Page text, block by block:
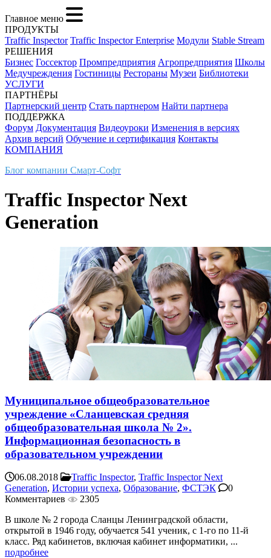
Главное меню
ПРОДУКТЫ
Traffic Inspector Traffic Inspector Enterprise Модули Stable Stream
РЕШЕНИЯ
Бизнес Госсектор Промпредприятия Агропредприятия Школы
Медучреждения Гостиницы Рестораны Музеи Библиотеки
УСЛУГИ
ПАРТНЁРЫ
Партнерский центр Стать партнером Найти партнера
ПОДДЕРЖКА
Форум Документация Видеоуроки Изменения в версиях
Архив версий Обучение и сертификация Контакты
КОМПАНИЯ
Блог компании Смарт-Софт
Traffic Inspector Next
Generation
Муниципальное общеобразовательное
учреждение «Сланцевская средняя
общеобразовательная школа № 2».
Информационная безопасность в
образовательном учреждении
06.08.2018 Traffic Inspector, Traffic Inspector Next
Generation, Истории успеха, Образование, ФСТЭК
0
Комментариев
2305
В школе № 2 города Сланцы Ленинградской области,
открытой в 1946 году, обучается 541 ученик, с 1-го по 11-й
класс. Ряд кабинетов, включая кабинет информатики, ...
подробнее